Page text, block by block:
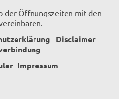
der Öffnungszeiten mit den
Disclaimer
Impressum